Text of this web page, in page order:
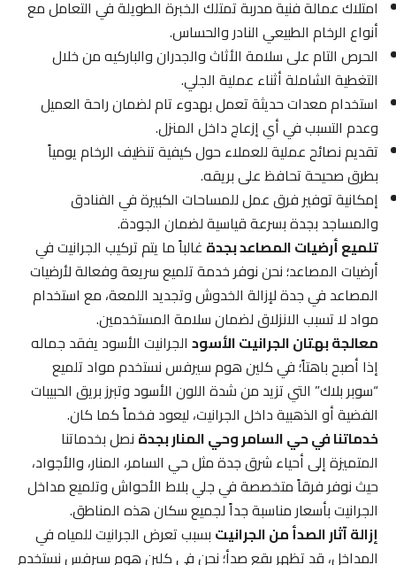
امتلاك عمالة فنية مدربة تمتلك الخبرة الطويلة في التعامل مع
أنواع الرخام الطبيعي النادر والحساس.
الحرص التام على سلامة الأثاث والجدران والباركيه من خلال
التغطية الشاملة أثناء عملية الجلي.
استخدام معدات حديثة تعمل بهدوء تام لضمان راحة العميل
وعدم التسبب في أي إزعاج داخل المنزل.
تقديم نصائح عملية للعملاء حول كيفية تنظيف الرخام يومياً
بطرق صحيحة تحافظ على بريقه.
إمكانية توفير فرق عمل للمساحات الكبيرة في الفنادق
والمساجد بجدة بسرعة قياسية لضمان الجودة.
تلميع أرضيات المصاعد بجدةغالباً ما يتم تركيب الجرانيت في
أرضيات المصاعد؛ نحن نوفر خدمة تلميع سريعة وفعالة لأرضيات
المصاعد في جدة لإزالة الخدوش وتجديد اللمعة، مع استخدام
مواد لا تسبب الانزلاق لضمان سلامة المستخدمين.
معالجة بهتان الجرانيت الأسودالجرانيت الأسود يفقد جماله
إذا أصبح باهتاً؛ في كلين هوم سيرفس نستخدم مواد تلميع
“سوبر بلاك” التي تزيد من شدة اللون الأسود وتبرز بريق الحبيبات
الفضية أو الذهبية داخل الجرانيت، ليعود فخماً كما كان.
خدماتنا في حي السامر وحي المنار بجدةنصل بخدماتنا
المتميزة إلى أحياء شرق جدة مثل حي السامر، المنار، والأجواد،
حيث نوفر فرقاً متخصصة في جلي بلاط الأحواش وتلميع مداخل
الجرانيت بأسعار مناسبة جداً لجميع سكان هذه المناطق.
إزالة آثار الصدأ من الجرانيتبسبب تعرض الجرانيت للمياه في
المداخل، قد تظهر بقع صدأ؛ نحن في كلين هوم سيرفس نستخدم